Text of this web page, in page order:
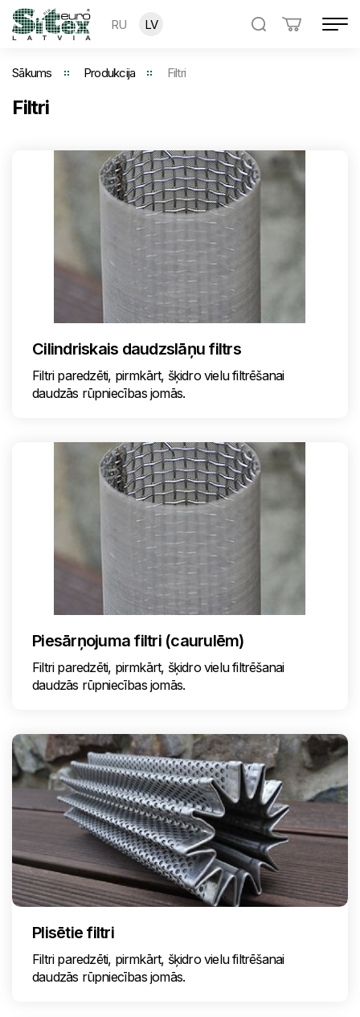
RU LV
Sākums Produkcija Filtri
Filtri
Cilindriskais daudzslāņu filtrs
Filtri paredzēti, pirmkārt, šķidro vielu filtrēšanai
daudzās rūpniecības jomās.
Piesārņojuma filtri (caurulēm)
Filtri paredzēti, pirmkārt, šķidro vielu filtrēšanai
daudzās rūpniecības jomās.
Plisētie filtri
Filtri paredzēti, pirmkārt, šķidro vielu filtrēšanai
daudzās rūpniecības jomās.